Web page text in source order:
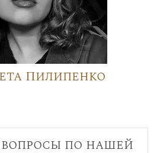
Пилипенко
по нашей